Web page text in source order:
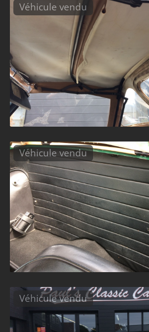
Véhicule vendu
Véhicule vendu
Véhicule vendu